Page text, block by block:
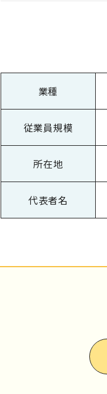
業種
従業員規模
所在地
代表者名